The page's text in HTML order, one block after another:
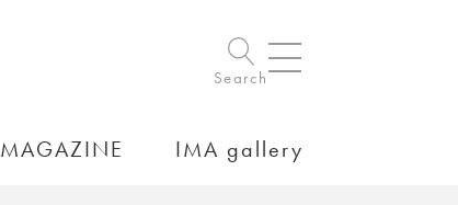
Search
MAGAZINE IMA gallery